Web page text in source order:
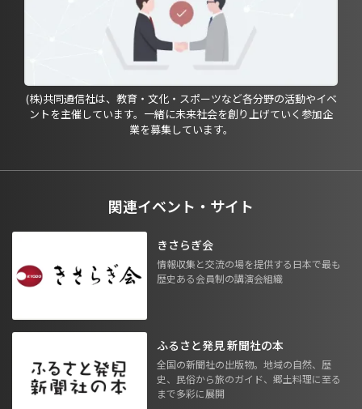
(株)共同通信社は、教育・文化・スポーツなど各分野の活動やイベ
ントを主催しています。一緒に未来社会を創り上げていく参加企
業を募集しています。
関連イベント・サイト
きさらぎ会
情報収集と交流の場を提供する日本で最も
歴史ある会員制の講演会組織
ふるさと発見 新聞社の本
全国の新聞社の出版物。地域の自然、歴
史、民俗から旅のガイド、郷土料理に至る
まで多彩に展開